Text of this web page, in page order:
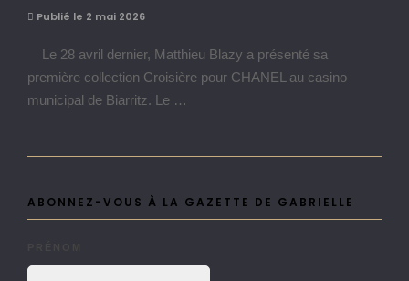
Publié le 2 mai 2026
Le 28 avril dernier, Matthieu Blazy a présenté sa
première collection Croisière pour CHANEL au casino
municipal de Biarritz. Le …
ABONNEZ-VOUS À LA GAZETTE DE GABRIELLE